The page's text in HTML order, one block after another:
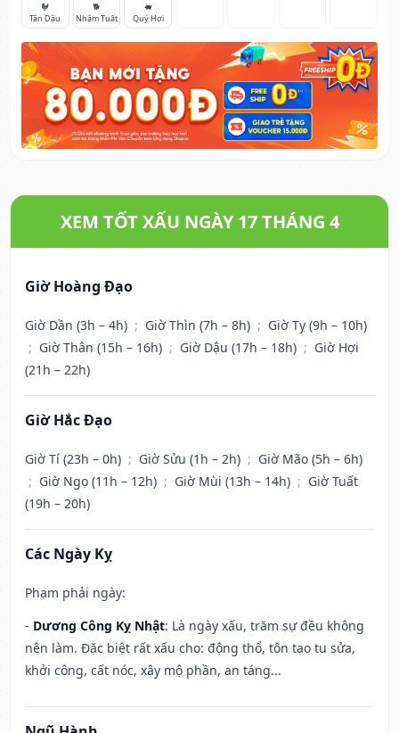
🐓
Tân Dậu
🐕
Nhâm Tuất
🐖
Quý Hợi
XEM TỐT XẤU NGÀY 17 THÁNG 4
Giờ Hoàng Đạo
Giờ Dần (3h – 4h) ; Giờ Thìn (7h – 8h) ; Giờ Tỵ (9h – 10h)
; Giờ Thân (15h – 16h) ; Giờ Dậu (17h – 18h) ; Giờ Hợi
(21h – 22h)
Giờ Hắc Đạo
Giờ Tí (23h – 0h) ; Giờ Sửu (1h – 2h) ; Giờ Mão (5h – 6h)
; Giờ Ngọ (11h – 12h) ; Giờ Mùi (13h – 14h) ; Giờ Tuất
(19h – 20h)
Các Ngày Kỵ
Phạm phải ngày:
- Dương Công Kỵ Nhật: Là ngày xấu, trăm sự đều không
nên làm. Đặc biệt rất xấu cho: động thổ, tôn tạo tu sửa,
khởi công, cất nóc, xây mộ phần, an táng...